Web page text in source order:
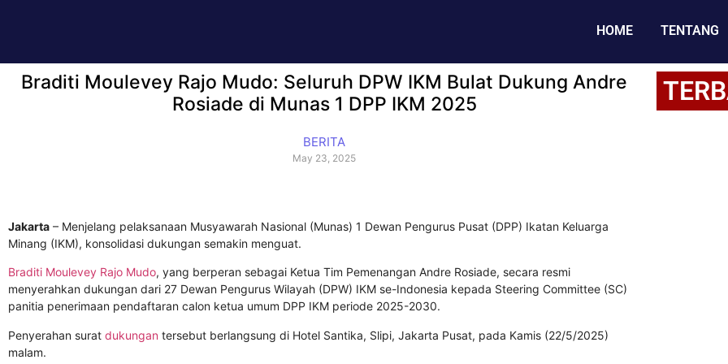
HOME TENTANG
Braditi Moulevey Rajo Mudo: Seluruh DPW IKM Bulat Dukung Andre
Rosiade di Munas 1 DPP IKM 2025
BERITA
May 23, 2025
Jakarta – Menjelang pelaksanaan Musyawarah Nasional (Munas) 1 Dewan Pengurus Pusat (DPP) Ikatan Keluarga
Minang (IKM), konsolidasi dukungan semakin menguat.
Braditi Moulevey Rajo Mudo, yang berperan sebagai Ketua Tim Pemenangan Andre Rosiade, secara resmi
menyerahkan dukungan dari 27 Dewan Pengurus Wilayah (DPW) IKM se-Indonesia kepada Steering Committee (SC)
panitia penerimaan pendaftaran calon ketua umum DPP IKM periode 2025-2030.
Penyerahan surat dukungan tersebut berlangsung di Hotel Santika, Slipi, Jakarta Pusat, pada Kamis (22/5/2025)
malam.